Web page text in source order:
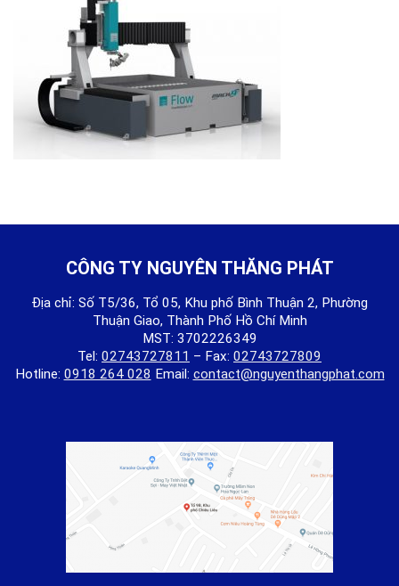
CÔNG TY NGUYÊN THĂNG PHÁT
Địa chỉ: Số T5/36, Tổ 05, Khu phố Bình Thuận 2, Phường
Thuận Giao, Thành Phố Hồ Chí Minh
MST: 3702226349
Tel: 02743727811 – Fax: 02743727809
Hotline: 0918 264 028 Email: contact@nguyenthangphat.com